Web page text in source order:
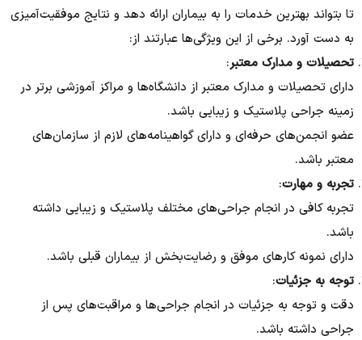
تا بتواند بهترین خدمات را به بیماران ارائه دهد و نتایج موفقیت‌آمیزی
به دست آورد. برخی از این ویژگی‌ها عبارتند از:
تحصیلات و مدارک معتبر:
دارای تحصیلات و مدارک معتبر از دانشگاه‌ها و مراکز آموزشی برتر در
زمینه جراحی پلاستیک و زیبایی باشد.
عضو انجمن‌های حرفه‌ای و دارای گواهینامه‌های لازم از سازمان‌های
معتبر باشد.
تجربه و مهارت:
تجربه کافی در انجام جراحی‌های مختلف پلاستیک و زیبایی داشته
باشد.
دارای نمونه کارهای موفق و رضایت‌بخش از بیماران قبلی باشد.
توجه به جزئیات:
دقت و توجه به جزئیات در انجام جراحی‌ها و مراقبت‌های پس از
جراحی داشته باشد.